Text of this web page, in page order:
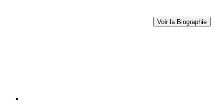
Voir la Biographie